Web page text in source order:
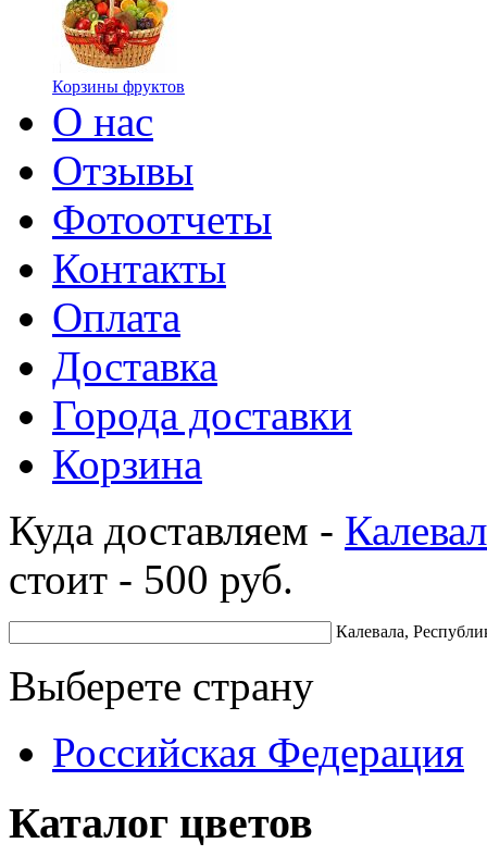
Корзины фруктов
О нас
Отзывы
Фотоотчеты
Контакты
Оплата
Доставка
Города доставки
Корзина
Куда доставляем -
стоит - 500 руб.
Калевала,
Выберете страну
Российская Федерация
Каталог цветов